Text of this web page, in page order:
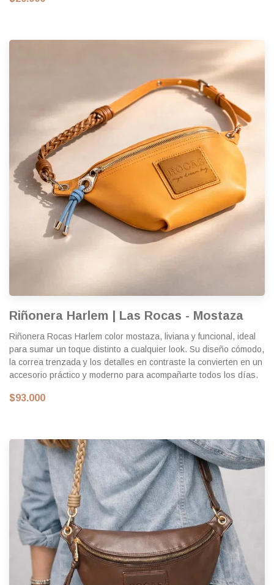
Riñonera Harlem | Las Rocas - Mostaza
Riñonera Rocas Harlem color mostaza, liviana y funcional, ideal
para sumar un toque distinto a cualquier look. Su diseño cómodo,
la correa trenzada y los detalles en contraste la convierten en un
accesorio práctico y moderno para acompañarte todos los días.
$93.000